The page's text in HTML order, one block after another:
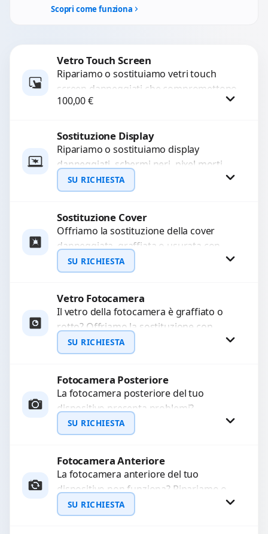
Scopri come funziona
Vetro Touch Screen
Ripariamo o sostituiamo vetri touch
screen danneggiati che compromettono
l’uso del dispositivo. Utilizziamo ricambi
100,00€
Procedi
Sostituzione Display
Ripariamo o sostituiamo display
danneggiati, schermi neri, pixel morti,
righe sullo schermo, vetro incrinato,
LCD rotto, aloni o colori sbiaditi,...
SU RICHIESTA
Richiedi Preventivo
WhatsApp
Sostituzione Cover
Offriamo la sostituzione della cover
danneggiata, graffiata o usurata con
ricambi di alta qualità e garantiti.
Ripristiniamo l’aspetto estetico e...
SU RICHIESTA
Richiedi Preventivo
WhatsApp
Vetro Fotocamera
Il vetro della fotocamera è graffiato o
rotto? Offriamo la sostituzione con
ricambi di alta qualità garantiti per 3
mesi....
SU RICHIESTA
Richiedi Preventivo
WhatsApp
Fotocamera Posteriore
La fotocamera posteriore del tuo
dispositivo presenta problemi?
Interveniamo per risolvere guasti come
immagini sfocate, messa a fuoco non
SU RICHIESTA
Richiedi Preventivo
WhatsApp
Fotocamera Anteriore
La fotocamera anteriore del tuo
dispositivo non funziona? Ripariamo o
sostituiamo fotocamere guaste con
problemi come immagini sfocate, messa
SU RICHIESTA